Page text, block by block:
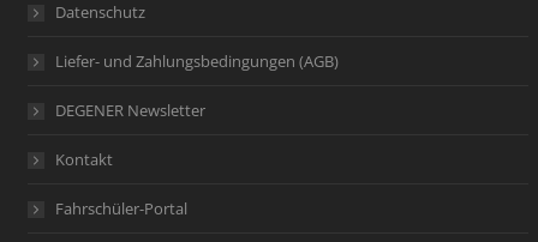
Datenschutz
Liefer- und Zahlungsbedingungen (AGB)
DEGENER Newsletter
Kontakt
Fahrschüler-Portal